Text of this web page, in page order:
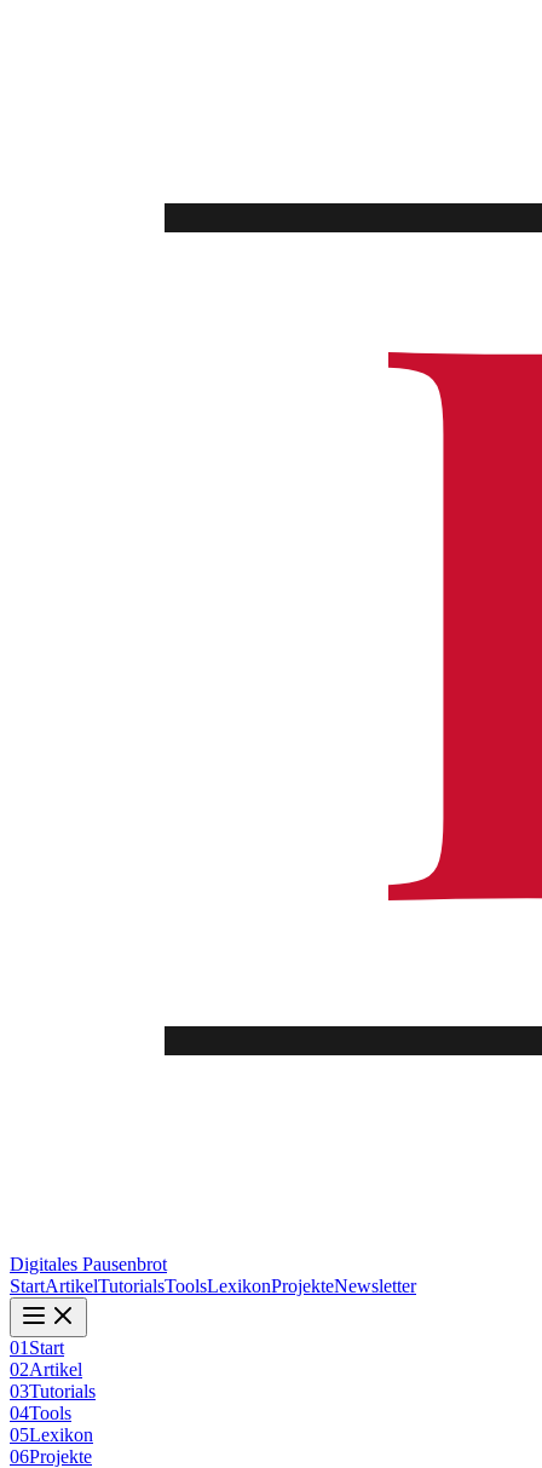
Digitales Pausenbrot
StartArtikelTutorialsToolsLexikonProjekteNewsletter
01 Start
02Artikel
03Tutorials
04Tools
05Lexikon
06Projekte